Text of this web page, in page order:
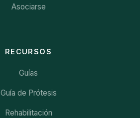
Asociarse
RECURSOS
Guías
Guía de Prótesis
Rehabilitación